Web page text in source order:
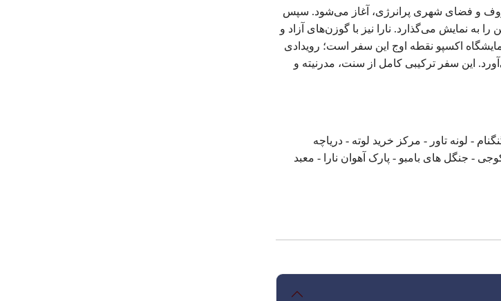
معروف و فضای شهری پرانرژی، آغاز می‌شود. سپس
به نمایش می‌گذارد. نارا نیز با گوزن‌های آزاد و
اکسپو نقطه اوج این سفر است؛ رویدادی
این سفر ترکیبی کامل از سنت، مدرنیته و
- لونه تاور - مرکز خرید لوته - دریاچه
- جنگل های بامبو - پارک آهوان نارا - معبد